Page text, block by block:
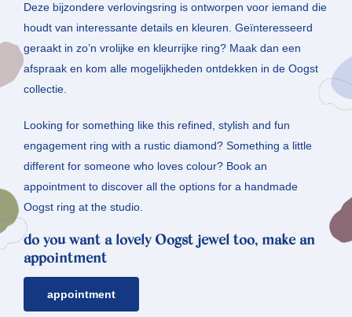
Deze bijzondere verlovingsring is ontworpen voor iemand die
houdt van interessante details en kleuren. Geïnteresseerd
geraakt in zo’n vrolijke en kleurrijke ring? Maak dan een
afspraak en kom alle mogelijkheden ontdekken in de Oogst
collectie.
Looking for something like this refined, stylish and fun
engagement ring with a rustic diamond? Something a little
different for someone who loves colour? Book an
appointment to discover all the options for a handmade
Oogst ring at the studio.
do you want a lovely Oogst jewel too, make an
appointment
appointment